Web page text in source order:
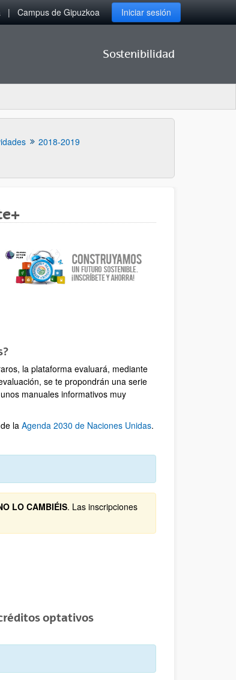
Campus de Gipuzkoa Iniciar sesión
Sostenibilidad
2018-2019
la plataforma evaluará, mediante
se te propondrán una serie
manuales informativos muy
la Agenda 2030 de Naciones Unidas.
LO CAMBIÉIS. Las inscripciones
optativos